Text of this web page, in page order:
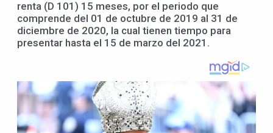
renta (D 101) 15 meses, por el periodo que
comprende del 01 de octubre de 2019 al 31 de
diciembre de 2020, la cual tienen tiempo para
presentar hasta el 15 de marzo del 2021.